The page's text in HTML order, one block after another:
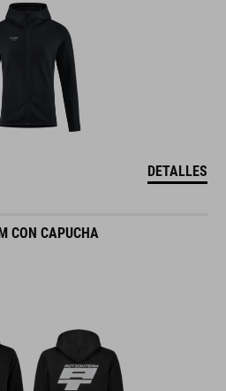
DETALLES
CON CAPUCHA